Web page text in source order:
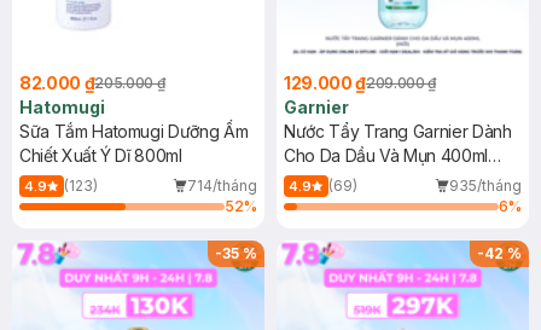
82.000 ₫205.000 ₫
Hatomugi
Sữa Tắm Hatomugi Dưỡng Ẩm
Chiết Xuất Ý Dĩ 800ml
4.9 (123)
714/tháng
52%
129.000 ₫209.000 ₫
Garnier
Nước Tẩy Trang Garnier Dành
Cho Da Dầu Và Mụn 400ml
(Mới)
4.9 (69)
935/tháng
6%
-35% -42%